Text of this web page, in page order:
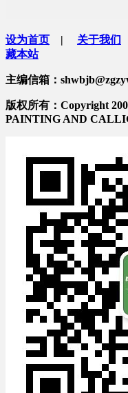
设为首页 | 关于我们
藏本站
主编信箱：
版权所有：Copyright
PAINTING AND